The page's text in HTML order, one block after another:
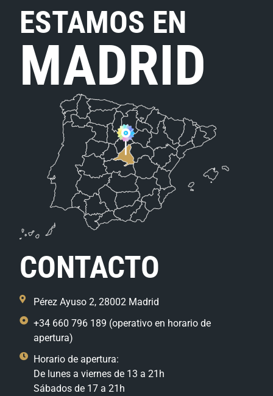
ESTAMOS EN
MADRID
CONTACTO
Pérez Ayuso 2, 28002 Madrid
+34 660 796 189 (operativo en horario de
apertura)
Horario de apertura:
De lunes a viernes de 13 a 21h
Sábados de 17 a 21h